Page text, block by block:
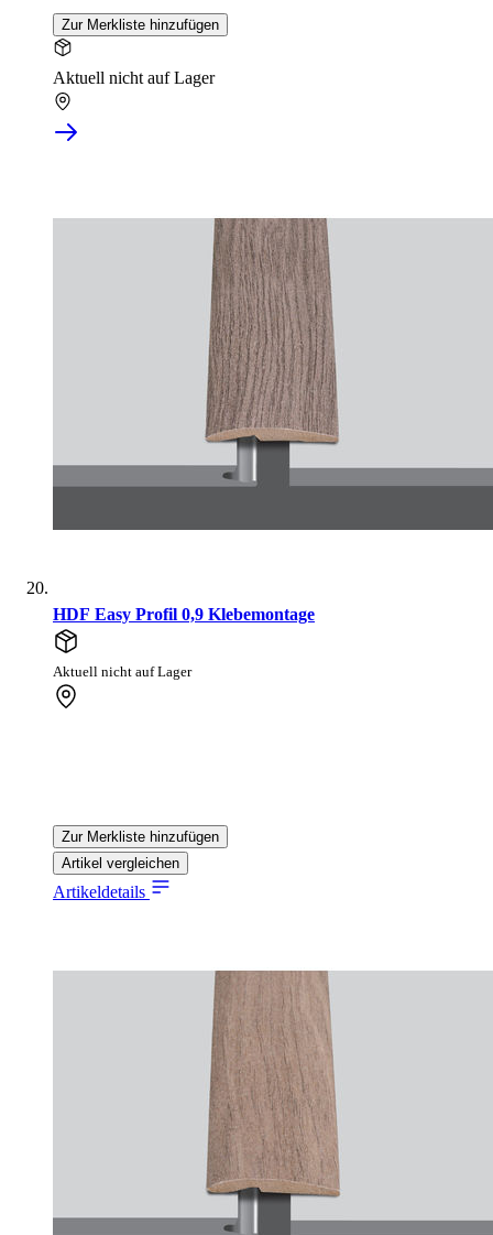
Zur Merkliste hinzufügen
Aktuell nicht auf Lager
HDF Easy Profil 0,9 Klebemontage
Aktuell nicht auf Lager
Zur Merkliste hinzufügen
Artikel vergleichen
Artikeldetails